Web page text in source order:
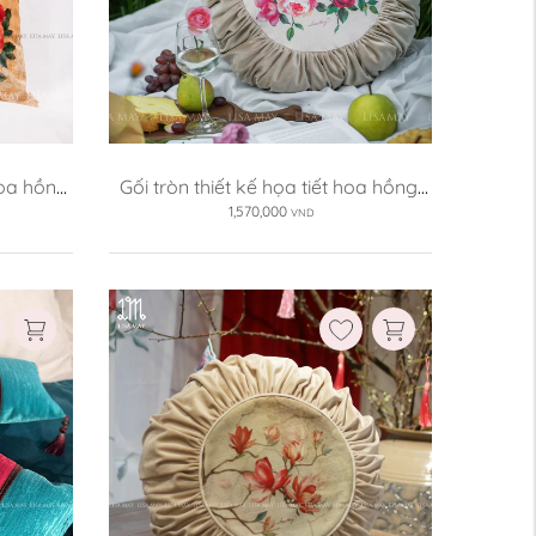
hồng
Gối tròn thiết kế họa tiết hoa hồng
(DG-HH06b)
1,570,000 VND
Ruột gối:
Không kèm ruột
Có kèm ruột
Xóa